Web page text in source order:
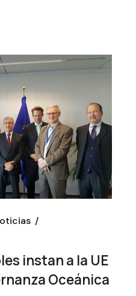
instan a la UE
Oceánica